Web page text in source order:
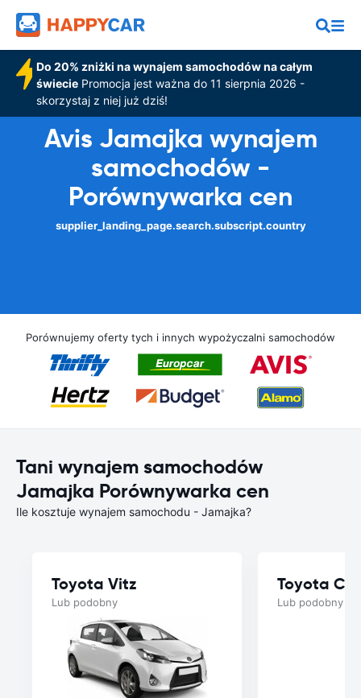
Do 20% zniżki na wynajem samochodów na całym
świeciePromocja jest ważna do 11 sierpnia 2026 -
skorzystaj z niej już dziś!
Avis Jamajka wynajem
samochodów -
Porównywarka cen
supplier_landing_page.search.subscript.country
Porównujemy oferty tych i innych wypożyczalni samochodów
Tani wynajem samochodów
Jamajka Porównywarka cen
Ile kosztuje wynajem samochodu - Jamajka?
Toyota Vitz
Lub podobny
Toyota
Lub podobny